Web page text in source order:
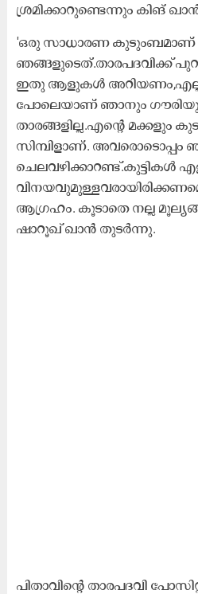
ശ്രമിക്കാറുണ്ടെന്നും കിങ്
'ഒരു സാധാരണ കുടുംബമാണ്
ഞങ്ങളുടെത്.താരപദവിക്ക്
ഇതു ആളുകൾ അറിയണം,എല്ലാ
പോലെയാണ് ഞാനും
താരങ്ങളില്ല.എന്റെ മക്കളും
സിമ്പിളാണ്.
ചെലവഴിക്കാറണ്ട്.കുട്ടികൾ
ആഗ്രഹം. കൂടാതെ നല്ല
ഷാറൂഖ് ഖാൻ തുടർന്നു.
പിതാവിന്റെ താരപദവി